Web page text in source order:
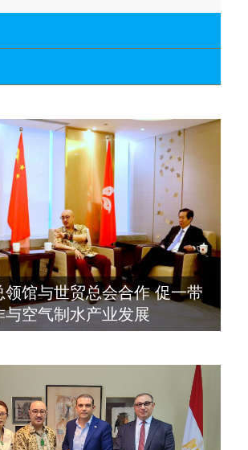
一路经贸合作与空气制水产业发展
埃及总领事会晤拿督斯里吴罡豪 促一带
一路经贸合作与空气制水产业发展
2023年11月23日
拿督斯里吴罡豪晤土耳其总领事 促一带
路经贸合作与空气制水产业发展
年11月23日
蒞臨 天泉鼎豐深圳總部及國際標量波
量子研究院
2021年12月10日
標量波光量子導入系統聯合國總部拿督
斯裏吳達鎔教授首發
年12月10日
氣制水發明人吳達鎔出席聯合國環境
政商管治聯盟會議
年12月10日
领馆与世贸总会合作 促一带
与空气制水产业发展